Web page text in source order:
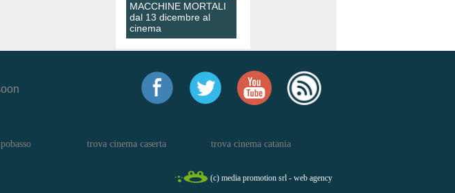
MACCHINE MORTALI
dal 13 dicembre al
cinema
trova cinema caserta trova cinema catania
(c) media promotion srl - web agency